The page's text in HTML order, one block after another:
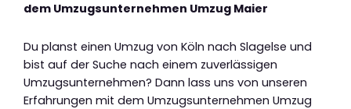
dem Umzugsunternehmen Umzug Maier
Du planst einen Umzug von Köln nach Slagelse und
bist auf der Suche nach einem zuverlässigen
Umzugsunternehmen? Dann lass uns von unseren
Erfahrungen mit dem Umzugsunternehmen Umzug